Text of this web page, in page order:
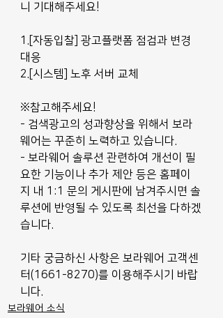
니 기대해주세요!
1.[자동입찰] 광고플랫폼 점검과 변경
대응
2.[시스템] 노후 서버 교체
※참고해주세요!
- 검색광고의 성과향상을 위해서 보라
웨어는 꾸준히 노력하고 있습니다.
- 보라웨어 솔루션 관련하여 개선이 필
요한 기능이나 추가 제안 등은 홈페이
지 내 1:1 문의 게시판에 남겨주시면 솔
루션에 반영될 수 있도록 최선을 다하겠
습니다.
기타 궁금하신 사항은 보라웨어 고객센
터(1661-8270)를 이용해주시기 바랍
니다.
보라웨어 소식